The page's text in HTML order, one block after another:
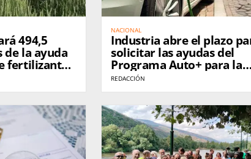
494,5
de la ayuda
fertilizantes
NACIONAL
Industria abre el plazo
solicitar las ayudas del
Programa Auto+ para la
compra de vehículos
REDACCIÓN